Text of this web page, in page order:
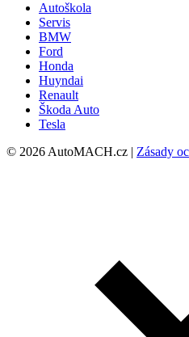
Autoškola
Servis
BMW
Ford
Honda
Huyndai
Renault
Škoda Auto
Tesla
© 2026 AutoMACH.cz | Zásady